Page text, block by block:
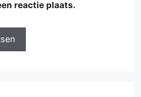
reactie plaats.